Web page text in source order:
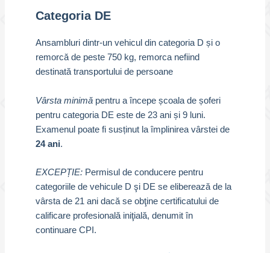
Categoria DE
Ansambluri dintr-un vehicul din categoria D și o
remorcă de peste 750 kg, remorca nefiind
destinată transportului de persoane
Vârsta minimăpentru a începe școala de șoferi
pentru categoria DE este de 23 ani și 9 luni.
Examenul poate fi susținut la împlinirea vârstei de
24 ani.
EXCEPȚIE:Permisul de conducere pentru
categoriile de vehicule D şi DE se eliberează de la
vârsta de 21 ani dacă se obţine certificatului de
calificare profesională iniţială, denumit în
continuare CPI.